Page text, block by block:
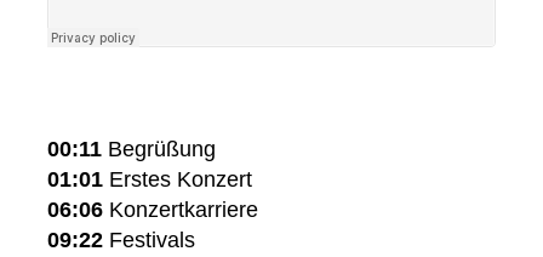
00:11 Begrüßung
01:01 Erstes Konzert
06:06 Konzertkarriere
09:22 Festivals